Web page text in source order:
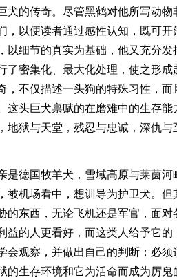
犬的传奇。尽管黑鹤对他所写动
，以便读者通过感性认知，既可
以细节的真实为基础，他又充分
了密集化、最大化处理，使之形
，不仅描述一头狗的特殊习性，
这头巨犬禀赋的在磨难中的生存
地狱与天堂，残忍与忠诚，深仇
是德国牧羊犬，雪域高原与莱茵
被机场看中，想训导为护卫犬。
的东西，无论飞机还是军官，面
益的人更看好，而这类人给予它
会观察，并做出自己的判断：必
的生存环境和它为活命而成为厉鬼